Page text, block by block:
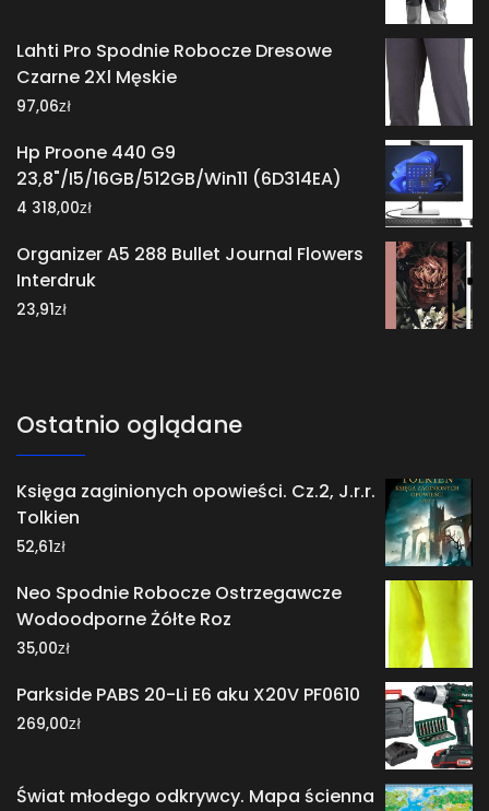
Lahti Pro Spodnie Robocze Dresowe
Czarne 2Xl Męskie
97,06zł
Hp Proone 440 G9
23,8"/I5/16GB/512GB/Win11 (6D314EA)
4 318,00zł
Organizer A5 288 Bullet Journal Flowers
Interdruk
23,91zł
Ostatnio oglądane
Księga zaginionych opowieści. Cz.2, J.r.r.
Tolkien
52,61zł
Neo Spodnie Robocze Ostrzegawcze
Wodoodporne Żółte Roz
35,00zł
Parkside PABS 20-Li E6 aku X20V PF0610
269,00zł
Świat młodego odkrywcy. Mapa ścienna